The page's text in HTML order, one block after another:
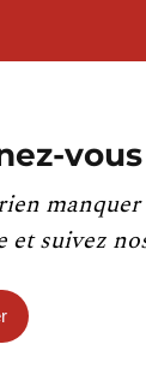
manquer
suivez